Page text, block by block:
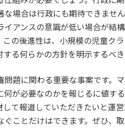
場合は行政にも期待できませ
アンスの意識が低い場合が結
の後進性は、小規模の児童ク
る何らかの方針を明示するべき
題に関わる重要な事案です。
が必要なのかを報じるに値す
て報道していただきたいと運
ことだけはできます。ぜひ、